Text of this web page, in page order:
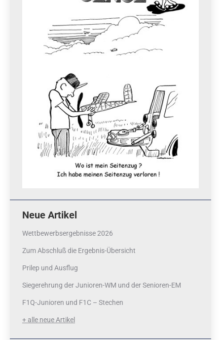
Neue Artikel
Wettbewerbsergebnisse 2026
Zum Abschluß die Ergebnis-Übersicht
Prilep und Ausflug
Siegerehrung der Junioren-WM und der Senioren-EM
F1Q-Junioren und F1C – Stechen
+ alle neue Artikel